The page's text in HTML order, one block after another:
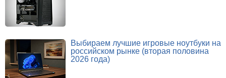
Выбираем лучшие игровые ноутбуки на
российском рынке (вторая половина
2026 года)